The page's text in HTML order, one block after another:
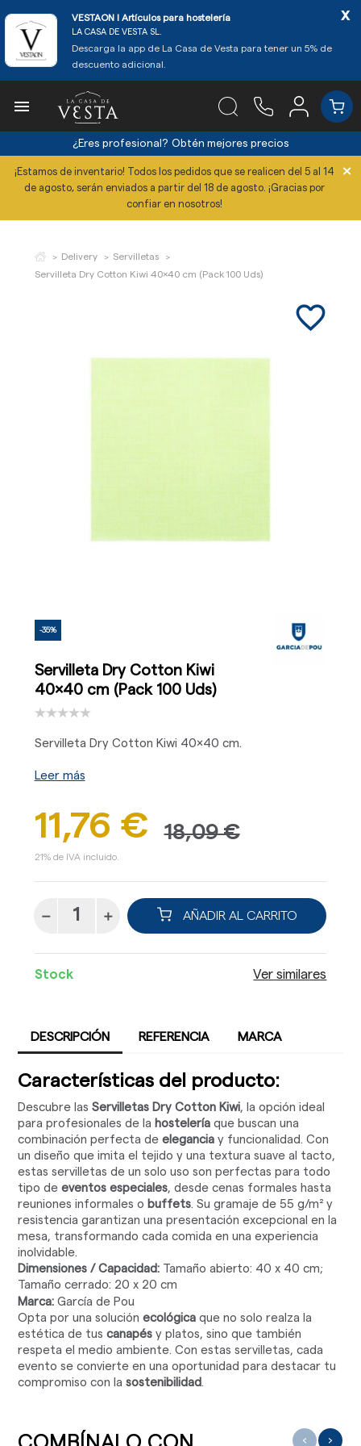
VESTAON l Artículos para hostelería
LA CASA DE VESTA SL.
Descarga la app de La Casa de Vesta para tener un 5% de
descuento adicional.
x

¿Eres profesional? Obtén mejores precios
¡Estamos de inventario! Todos los pedidos que se realicen del 5 al 14
de agosto, serán enviados a partir del 18 de agosto. ¡Gracias por
confiar en nosotros!
×
Delivery
Servilletas
Servilleta Dry Cotton Kiwi 40x40 cm (Pack 100 Uds)
favorite_border
-35%
Servilleta Dry Cotton Kiwi
40x40 cm (Pack 100 Uds)
Servilleta Dry Cotton Kiwi 40x40 cm.
Leer más
11,76 € 18,09 €
21% de IVA incluido.
AÑADIR AL CARRITO
Stock Ver similares
DESCRIPCIÓN REFERENCIA MARCA
Características del producto:
Descubre lasServilletas Dry Cotton Kiwi, la opción ideal
para profesionales de la hostelería que buscan una
combinación perfecta deelegancia y funcionalidad. Con
un diseño que imita el tejido y una textura suave al tacto,
estas servilletas de un solo uso son perfectas para todo
tipo deeventos especiales, desde cenas formales hasta
reuniones informales o buffets. Su gramaje de 55 g/m² y
resistencia garantizan una presentación excepcional en la
mesa, transformando cada comida en una experiencia
inolvidable.
Dimensiones / Capacidad: Tamaño abierto: 40 x 40 cm;
Tamaño cerrado: 20 x 20 cm
Marca: García de Pou
Opta por una soluciónecológica que no solo realza la
estética de tuscanapés y platos, sino que también
respeta el medio ambiente. Con estas servilletas, cada
evento se convierte en una oportunidad para destacar tu
compromiso con lasostenibilidad.
‹ ›